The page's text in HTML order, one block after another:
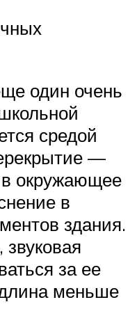
один очень
средой
—
в окружающее
в
здания.
за ее
меньше